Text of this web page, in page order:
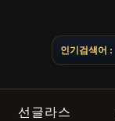
인기검색어 :
선글라스